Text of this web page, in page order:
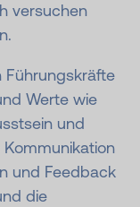
versuchen
Führungskräfte
Werte wie
und
und Feedback
die